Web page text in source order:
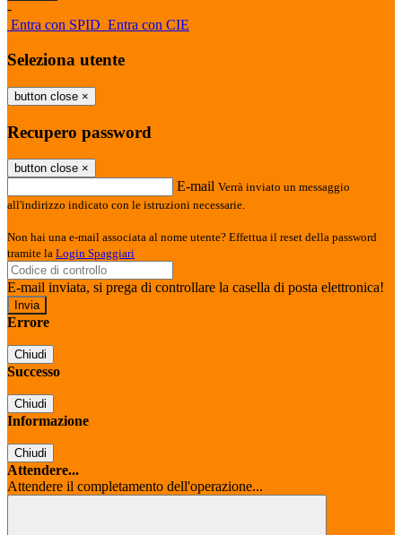
-
Entra con SPID Entra con CIE
Seleziona utente
button close ×
Recupero password
button close ×
E-mail Verrà inviato un messaggio
all'indirizzo indicato con le istruzioni necessarie.
Non hai una e-mail associata al nome utente? Effettua il reset della password
tramite la Login Spaggiari
E-mail inviata, si prega di controllare la casella di posta elettronica!
Errore
Chiudi
Successo
Chiudi
Informazione
Chiudi
Attendere...
Attendere il completamento dell'operazione...